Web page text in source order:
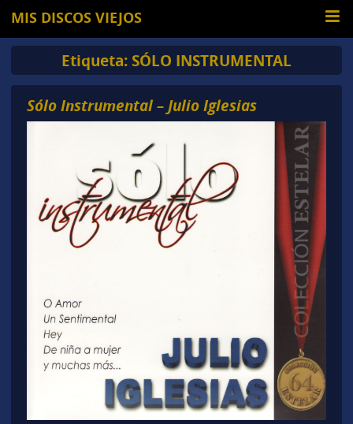
MIS DISCOS VIEJOS
Etiqueta: SÓLO INSTRUMENTAL
Sólo Instrumental – Julio Iglesias